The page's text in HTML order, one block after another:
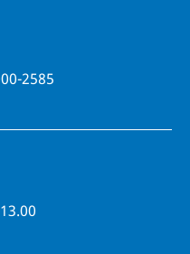
2585